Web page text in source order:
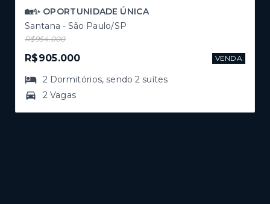
🏡✨ OPORTUNIDADE ÚNICA
Santana - São Paulo/SP
R$954.000
R$905.000 VENDA
2 Dormitórios, sendo2 suítes
2 Vagas